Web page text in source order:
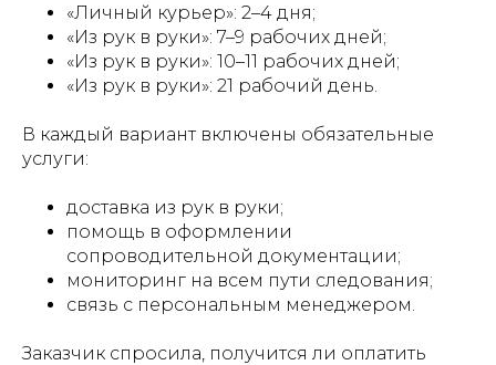
«Личный курьер»: 2–4 дня;
«Из рук в руки»: 7–9 рабочих дней;
«Из рук в руки»: 10–11 рабочих дней;
«Из рук в руки»: 21 рабочий день.
В каждый вариант включены обязательные
услуги:
доставка из рук в руки;
помощь в оформлении
сопроводительной документации;
мониторинг на всем пути следования;
связь с персональным менеджером.
Заказчик спросила, получится ли оплатить